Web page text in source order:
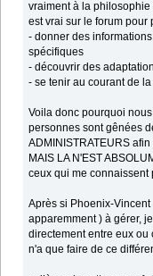
vraiment à la
est vrai sur le forum pour
- donner des
spécifiques
- découvrir des
- se tenir au courant de
Voila donc pourquoi
personnes sont gênées
ADMINISTRATEURS
MAIS LA N'EST
ceux qui me connaissent
Après si Phoenix-
apparemment ) à gérer,
directement entre eux
n'a que faire de ce